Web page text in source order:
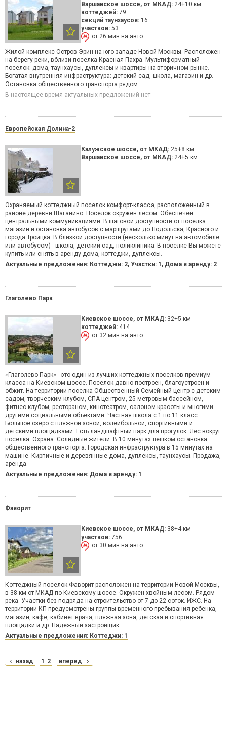
Варшавское шоссе, от МКАД: 24+10 км
коттеджей: 79
секций таунхаусов: 16
участков: 53
от 26 мин на авто
Жилой комплекс Остров Эрин на юго-западе Новой Москвы. Расположен
на берегу реки, вблизи поселка Красная Пахра. Мультиформатный
поселок: дома, таунхаусы, дуплексы и квартиры на вторичном рынке.
Богатая внутренняя инфраструктура: детский сад, школа, магазин и др.
Остановка общественного транспорта рядом.
В настоящее время актуальных предложений нет
Европейская Долина-2
Калужское шоссе, от МКАД: 25+8 км
Варшавское шоссе, от МКАД: 24+5 км
Охраняемый коттеджный поселок комфорт-класса, расположенный в
районе деревни Шаганино. Поселок окружен лесом. Обеспечен
центральными коммуникациями. В шаговой доступности от поселка
магазин и остановка автобусов с маршрутами до Подольска, Красного и
города Троицка. В близкой доступности (несколько минут на автомобиле
или автобусом) - школа, детский сад, поликлиника. В поселке Вы можете
купить или снять в аренду дома, коттеджи, дуплексы.
Актуальные предложения: Коттеджи: 2, Участки: 1, Дома в аренду: 2
Глаголево Парк
Киевское шоссе, от МКАД: 32+5 км
коттеджей: 414
от 32 мин на авто
«Глаголево-Парк» - это один из лучших коттеджных поселков премиум
класса на Киевском шоссе. Поселок давно построен, благоустроен и
обжит. На территории поселка Общественный Семейный центр с детским
садом, творческим клубом, СПА-центром, 25-метровым бассейном,
фитнес-клубом, рестораном, кинотеатром, салоном красоты и многими
другими социальными объектами. Частная школа с 1 по 11 класс.
Большое озеро с пляжной зоной, волейбольной, спортивными и
детскими площадками. Есть ландшафтный парк для прогулок. Лес вокруг
поселка. Охрана. Солидные жители. В 10 минутах пешком остановка
общественного транспорта. Городская инфраструктура в 15 минутах на
машине. Кирпичные и деревянные дома, дуплексы, таунхаусы. Продажа,
аренда.
Актуальные предложения: Дома в аренду: 1
Фаворит
Киевское шоссе, от МКАД: 38+4 км
участков: 756
от 30 мин на авто
Коттеджный поселок Фаворит расположен на территории Новой Москвы,
в 38 км от МКАД по Киевскому шоссе. Окружен хвойным лесом. Рядом
река. Участки без подряда на строительство от 7 до 22 соток. ИЖС. На
территории КП предусмотрены группы временного пребывания ребенка,
магазин, кафе, кабинет врача, пляжная зона, детская и спортивная
площадки и др. Надежный застройщик.
Актуальные предложения: Коттеджи: 1
назад 1 2 вперед